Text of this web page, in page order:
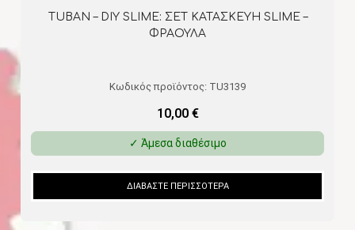
TUBAN – DIY SLIΜΕ: ΣΕΤ ΚΑΤΑΣΚΕΥΗ SLIME –
ΦΡΑΟΥΛΑ
Κωδικός προϊόντος: TU3139
10,00 €
✓ Άμεσα διαθέσιμο
ΔΙΑΒΆΣΤΕ ΠΕΡΙΣΣΌΤΕΡΑ